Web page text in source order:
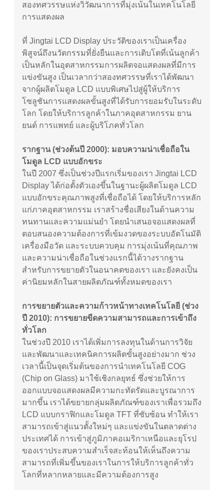
สองทศวรรษแห่งวิวัฒนาการที่มุ่งเน้นในเทคโนโลยี
การแสดงผล
ที่ Jingtai LCD Display ประวัติของเราเป็นเครื่อง
พิสูจน์ถึงนวัตกรรมที่ยั่งยืนและการเติบโตที่เน้นลูกค้า
เป็นหลักในอุตสาหกรรมการผลิตจอแสดงผลที่มีการ
แข่งขันสูง เป็นเวลากว่าสองทศวรรษที่เราได้พัฒนา
จากผู้ผลิตโมดูล LCD แบบพิเศษไปสู่ผู้ให้บริการ
โซลูชันการแสดงผลขั้นสูงที่ได้รับการยอมรับในระดับ
โลก โดยให้บริการลูกค้าในภาคอุตสาหกรรม ยาน
ยนต์ การแพทย์ และผู้บริโภคทั่วโลก
รากฐาน (ช่วงต้นปี 2000): มอบความน่าเชื่อถือใน
โมดูล LCD แบบอักขระ
ในปี 2007 ซึ่งเป็นช่วงปีแรกเริ่มของเรา Jingtai LCD
Display ได้ก่อตั้งตัวเองขึ้นในฐานะผู้ผลิตโมดูล LCD
แบบอักขระคุณภาพสูงที่เชื่อถือได้ โดยให้บริการหลัก
แก่ภาคอุตสาหกรรม เราสร้างชื่อเสียงในด้านความ
ทนทานและความแม่นยำ โดยนำเสนอจอแสดงผลที่
ตอบสนองความต้องการที่เข้มงวดของระบบอัตโนมัติ
เครื่องมือวัด และระบบควบคุม การมุ่งเน้นที่คุณภาพ
และความน่าเชื่อถือในช่วงแรกนี้ได้วางรากฐาน
สำหรับการขยายตัวในอนาคตของเรา และยังคงเป็น
ค่านิยมหลักในสายผลิตภัณฑ์ทั้งหมดของเรา
การขยายตัวและความก้าวหน้าทางเทคโนโลยี (ช่วง
ปี 2010): การขยายขีดความสามารถและการเข้าถึง
ทั่วโลก
ในช่วงปี 2010 เราได้เพิ่มการลงทุนในด้านการวิจัย
และพัฒนาและเทคนิคการผลิตขั้นสูงอย่างมาก ช่วง
เวลานี้เป็นจุดเริ่มต้นของการนำเทคโนโลยี COG
(Chip on Glass) มาใช้เชิงกลยุทธ์ ซึ่งช่วยให้การ
ออกแบบจอแสดงผลมีความกะทัดรัดและบูรณาการ
มากขึ้น เราได้ขยายกลุ่มผลิตภัณฑ์ของเราเพื่อรวมถึง
LCD แบบกราฟิกและโมดูล TFT ที่ซับซ้อน ทำให้เรา
สามารถเข้าสู่แนวตั้งใหม่ๆ และแข่งขันในตลาดต่าง
ประเทศได้ การเข้าสู่ภูมิภาคอเมริกาเหนือและยุโรป
ของเราประสบความสำเร็จสะท้อนให้เห็นถึงความ
สามารถที่เพิ่มขึ้นของเราในการให้บริการลูกค้าทั่ว
โลกที่หลากหลายและมีความต้องการสูง